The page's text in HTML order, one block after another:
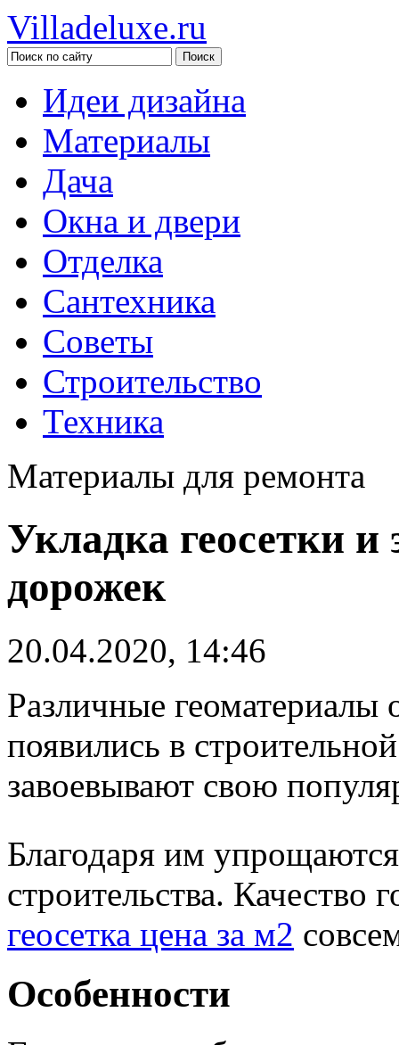
Villadeluxe.ru
Идеи дизайна
Материалы
Дача
Окна и двери
Отделка
Сантехника
Советы
Строительство
Техника
Материалы для ремонта
Укладка геосетки
дорожек
20.04.2020, 14:46
Различные геоматериалы
появились в
завоевывают свою
Благодаря им
строительства. Качество
геосетка цена за м2
Особенности